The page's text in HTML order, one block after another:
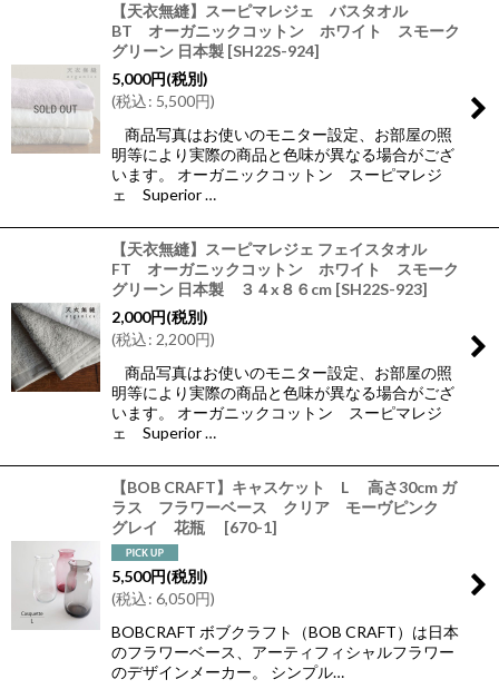
【天衣無縫】スーピマレジェ バスタオル
BT オーガニックコットン ホワイト スモーク
グリーン 日本製 [SH22S-924]
5,000円(税別)
(税込: 5,500円)
商品写真はお使いのモニター設定、お部屋の照
明等により実際の商品と色味が異なる場合がござ
います。 オーガニックコットン スーピマレジ
ェ Superior …
【天衣無縫】スーピマレジェ フェイスタオル
FT オーガニックコットン ホワイト スモーク
グリーン 日本製 ３４x８６cm [SH22S-923]
2,000円(税別)
(税込: 2,200円)
商品写真はお使いのモニター設定、お部屋の照
明等により実際の商品と色味が異なる場合がござ
います。 オーガニックコットン スーピマレジ
ェ Superior …
【BOB CRAFT】キャスケット L 高さ30cm ガ
ラス フラワーベース クリア モーヴピンク
グレイ 花瓶
[670-1]
5,500円(税別)
(税込: 6,050円)
BOBCRAFT ボブクラフト（BOB CRAFT）は日本
のフラワーベース、アーティフィシャルフラワー
のデザインメーカー。 シンプル…